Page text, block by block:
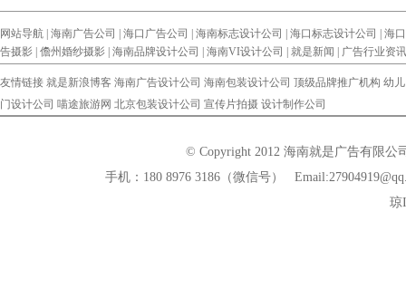
发电”
网站导航 | 海南广告公司 海口广告公司 海南标志设计公司 海口标志设计公司
海
告摄影 儋州婚纱摄影 海南品牌设计公司 海南VI设计公司 就是新闻 广告行业资讯
友情链接 就是新浪博客 海南广告设计公司 海南包装设计公司 顶级品牌推广机构 幼
门设计公司 喵途旅游网 北京包装设计公司 宣传片拍摄 设计制作公司
© Copyright 2012 海南就是广告有限公
手机：180 8976 3186（微信号）
琼